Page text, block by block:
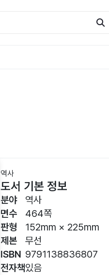
역사
도서 기본 정보
분야
면수
판형
제본
ISBN
전자책
역사
464쪽
152mm × 225mm
무선
9791138836807
있음